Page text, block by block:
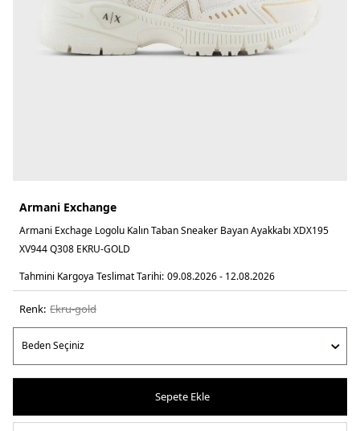
Armani Exchange
Armani Exchage Logolu Kalın Taban Sneaker Bayan Ayakkabı XDX195
XV944 Q308 EKRU-GOLD
Tahmini Kargoya Teslimat Tarihi: 09.08.2026 - 12.08.2026
Renk: ekru-gold
Sepete Ekle